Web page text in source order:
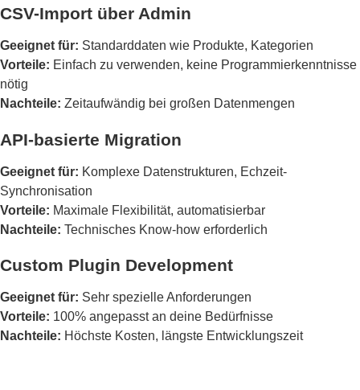
CSV-Import über Admin
Geeignet für: Standarddaten wie Produkte, Kategorien
Vorteile: Einfach zu verwenden, keine Programmierkenntnisse
nötig
Nachteile: Zeitaufwändig bei großen Datenmengen
API-basierte Migration
Geeignet für: Komplexe Datenstrukturen, Echzeit-
Synchronisation
Vorteile: Maximale Flexibilität, automatisierbar
Nachteile: Technisches Know-how erforderlich
Custom Plugin Development
Geeignet für: Sehr spezielle Anforderungen
Vorteile: 100% angepasst an deine Bedürfnisse
Nachteile: Höchste Kosten, längste Entwicklungszeit